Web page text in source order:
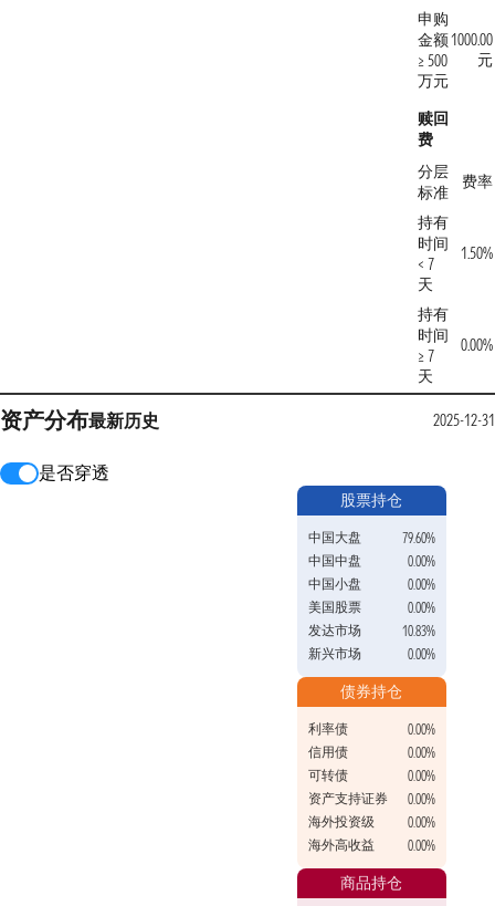
申购
金额
≥ 500
万元
1000.00
元
赎回
费
分层
标准
费率
持有
时间
< 7
天
1.50%
持有
时间
≥ 7
天
0.00%
资产分布最新历史 2025-12-31
是否穿透
股票持仓
中国大盘
79.60%
中国中盘
0.00%
中国小盘
0.00%
美国股票
0.00%
发达市场
10.83%
新兴市场
0.00%
债券持仓
利率债
0.00%
信用债
0.00%
可转债
0.00%
资产支持证券
0.00%
海外投资级
0.00%
海外高收益
0.00%
商品持仓